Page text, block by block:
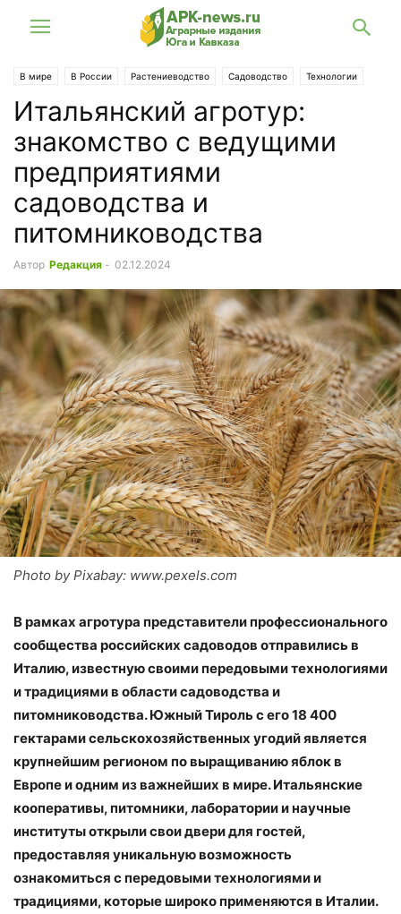
В мире В России Растениеводство Садоводство Технологии
Итальянский агротур:
знакомство с ведущими
предприятиями
садоводства и
питомниководства
Автор Редакция - 02.12.2024
Photo by Pixabay: www.pexels.com
В рамках агротура представители профессионального
сообщества российских садоводов отправились в
Италию, известную своими передовыми технологиями
и традициями в области садоводства и
питомниководства. Южный Тироль с его 18 400
гектарами сельскохозяйственных угодий является
крупнейшим регионом по выращиванию яблок в
Европе и одним из важнейших в мире. Итальянские
кооперативы, питомники, лаборатории и научные
институты открыли свои двери для гостей,
предоставляя уникальную возможность
ознакомиться с передовыми технологиями и
традициями, которые широко применяются в Италии.